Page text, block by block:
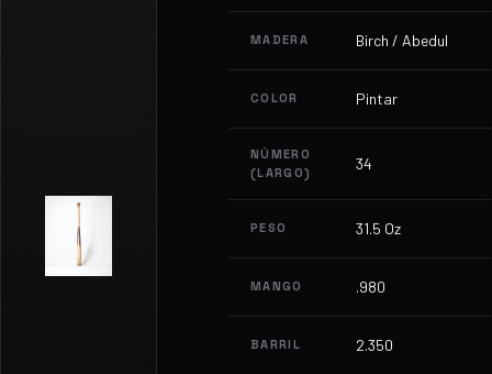
MADERA Birch / Abedul
COLOR Pintar
NÚMERO
(LARGO)
34
PESO 31.5 Oz
MANGO .980
BARRIL 2.350